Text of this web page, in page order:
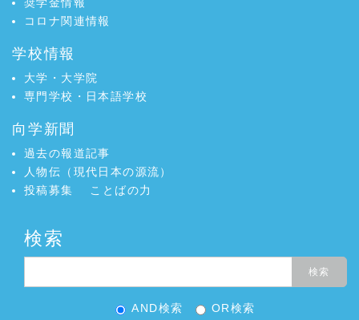
コロナ関連情報
学校情報
大学・大学院
専門学校・日本語学校
向学新聞
過去の報道記事
人物伝（現代日本の源流）
投稿募集
ことばの力
検索
AND検索 OR検索